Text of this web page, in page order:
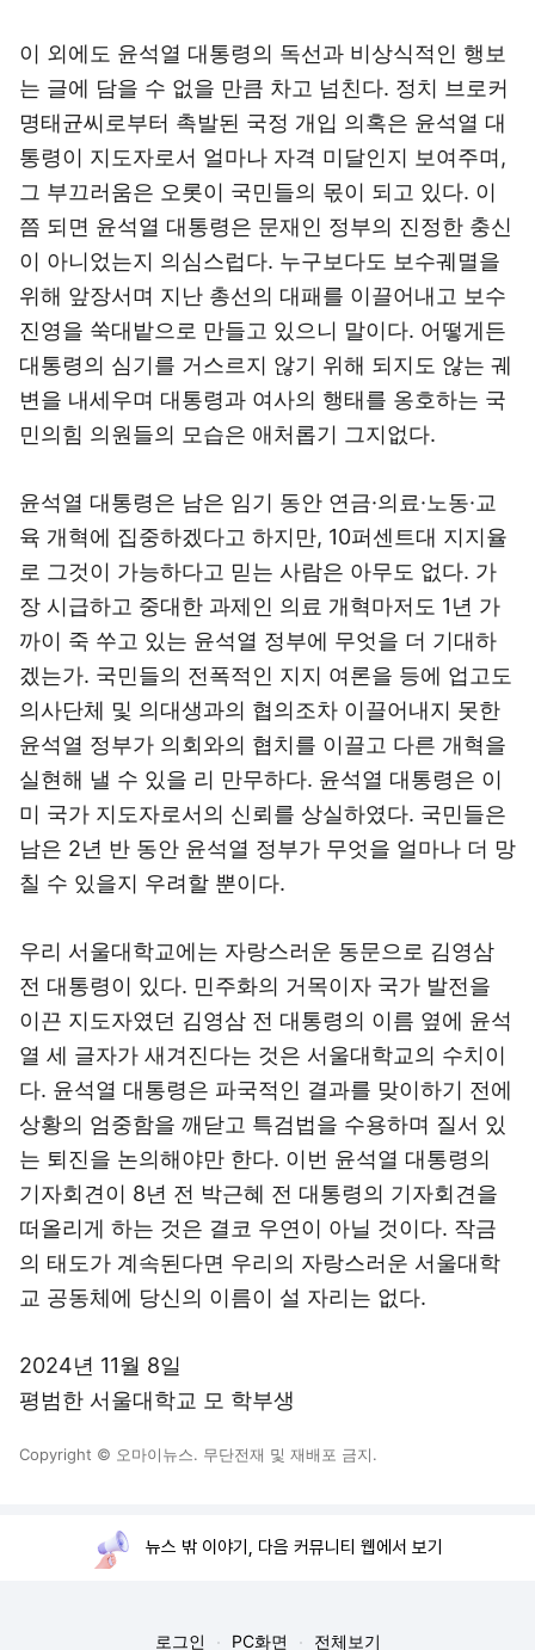
이 외에도 윤석열 대통령의 독선과 비상식적인 행보
는 글에 담을 수 없을 만큼 차고 넘친다. 정치 브로커
명태균씨로부터 촉발된 국정 개입 의혹은 윤석열 대
통령이 지도자로서 얼마나 자격 미달인지 보여주며,
그 부끄러움은 오롯이 국민들의 몫이 되고 있다. 이
쯤 되면 윤석열 대통령은 문재인 정부의 진정한 충신
이 아니었는지 의심스럽다. 누구보다도 보수궤멸을
위해 앞장서며 지난 총선의 대패를 이끌어내고 보수
진영을 쑥대밭으로 만들고 있으니 말이다. 어떻게든
대통령의 심기를 거스르지 않기 위해 되지도 않는 궤
변을 내세우며 대통령과 여사의 행태를 옹호하는 국
민의힘 의원들의 모습은 애처롭기 그지없다.
윤석열 대통령은 남은 임기 동안 연금·의료·노동·교
육 개혁에 집중하겠다고 하지만, 10퍼센트대 지지율
로 그것이 가능하다고 믿는 사람은 아무도 없다. 가
장 시급하고 중대한 과제인 의료 개혁마저도 1년 가
까이 죽 쑤고 있는 윤석열 정부에 무엇을 더 기대하
겠는가. 국민들의 전폭적인 지지 여론을 등에 업고도
의사단체 및 의대생과의 협의조차 이끌어내지 못한
윤석열 정부가 의회와의 협치를 이끌고 다른 개혁을
실현해 낼 수 있을 리 만무하다. 윤석열 대통령은 이
미 국가 지도자로서의 신뢰를 상실하였다. 국민들은
남은 2년 반 동안 윤석열 정부가 무엇을 얼마나 더 망
칠 수 있을지 우려할 뿐이다.
우리 서울대학교에는 자랑스러운 동문으로 김영삼
전 대통령이 있다. 민주화의 거목이자 국가 발전을
이끈 지도자였던 김영삼 전 대통령의 이름 옆에 윤석
열 세 글자가 새겨진다는 것은 서울대학교의 수치이
다. 윤석열 대통령은 파국적인 결과를 맞이하기 전에
상황의 엄중함을 깨닫고 특검법을 수용하며 질서 있
는 퇴진을 논의해야만 한다. 이번 윤석열 대통령의
기자회견이 8년 전 박근혜 전 대통령의 기자회견을
떠올리게 하는 것은 결코 우연이 아닐 것이다. 작금
의 태도가 계속된다면 우리의 자랑스러운 서울대학
교 공동체에 당신의 이름이 설 자리는 없다.
2024년 11월 8일
평범한 서울대학교 모 학부생
Copyright © 오마이뉴스. 무단전재 및 재배포 금지.
뉴스 밖 이야기, 다음 커뮤니티 웹에서 보기
로그인 PC화면 전체보기